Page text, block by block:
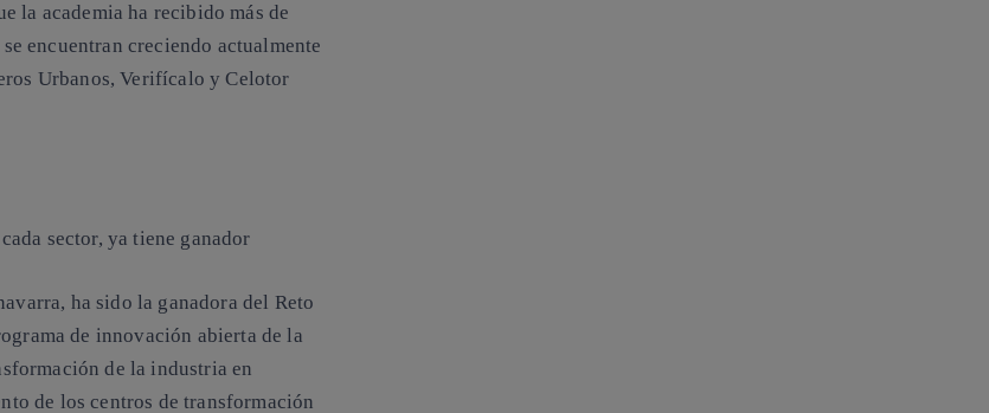
la academia ha recibido más de
encuentran creciendo actualmente
Urbanos, Verifícalo y Celotor
sector, ya tiene ganador
ha sido la ganadora del Reto
de innovación abierta de la
de la industria en
de los centros de transformación